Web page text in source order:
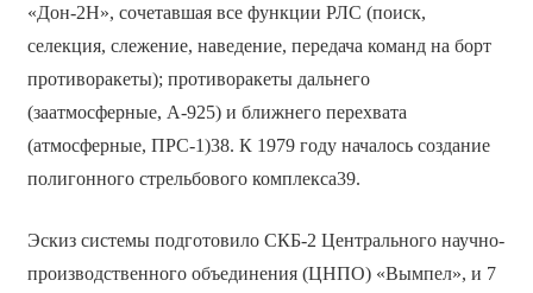
«Дон-2Н», сочетавшая все функции РЛС (поиск,
селекция, слежение, наведение, передача команд на борт
противоракеты); противоракеты дальнего
(заатмосферные, А-925) и ближнего перехвата
(атмосферные, ПРС-1)38. К 1979 году началось создание
полигонного стрельбового комплекса39.
Эскиз системы подготовило СКБ-2 Центрального научно-
производственного объединения (ЦНПО) «Вымпел», и 7